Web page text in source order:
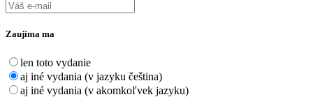
Zaujíma ma
len toto vydanie
aj iné vydania (v jazyku čeština)
aj iné vydania (v akomkoľvek jazyku)